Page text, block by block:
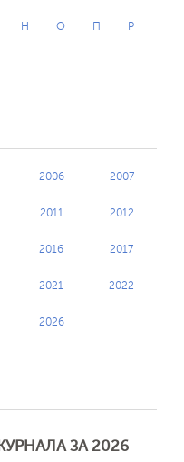
Н О П Р
2006 2007
2011 2012
2016 2017
2021 2022
2026
ЗА 2026